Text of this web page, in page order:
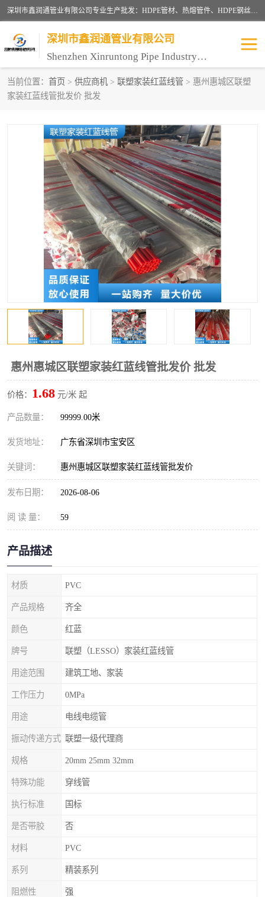
深圳市鑫润通管业有限公司专业生产批发：HDPE管材、热熔管件、HDPE钢丝骨架管、电熔管件、HDPE双壁波纹管、MPP电力管、井盖、PVC管材管件、PPR管材管件等；公司自创建以来，始终秉承“团结、务实、创新、守信”的服务宗旨，凭借专业的服务以及多年的勤奋拼搏，发展成为一家专业销售各种管材管件，绝缘电工套管及配件等系列产品的贸易公司。
深圳市鑫润通管业有限公司
Shenzhen Xinruntong Pipe Industry Co., Ltd
当前位置： 首页 > 供应商机 > 联塑家装红蓝线管 > 惠州惠城区联塑
家装红蓝线管批发价 批发
惠州惠城区联塑家装红蓝线管批发价 批发
价格： 1.68 元/米 起
产品数量： 99999.00米
发货地址： 广东省深圳市宝安区
关键词： 惠州惠城区联塑家装红蓝线管批发价
发布日期： 2026-08-06
阅 读 量： 59
产品描述
材质 PVC
产品规格 齐全
颜色 红蓝
牌号 联塑（LESSO）家装红蓝线管
用途范围 建筑工地、家装
工作压力 0MPa
用途 电线电缆管
振动传递方式 联塑一级代理商
规格 20mm 25mm 32mm
特殊功能 穿线管
执行标准 国标
是否带胶 否
材料 PVC
系列 精装系列
阻燃性 强
HDPE管材给水管
HDPE双壁波纹管 HDPE电力通讯管
UPVC电力通讯管 MPP电力通信管
联塑PVC管 联塑PPR管
联塑PE管 联塑家装红蓝线管